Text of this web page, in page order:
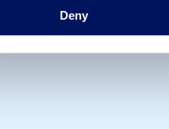
Deny